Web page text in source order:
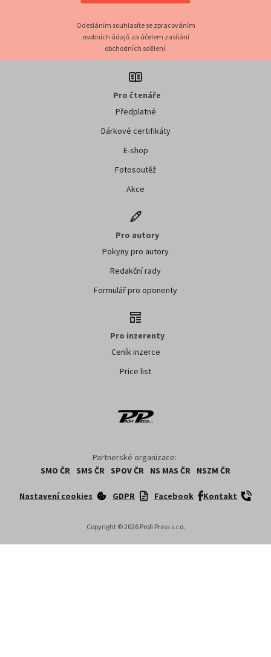
Odesláním souhlasíte se zpracováním
osobních údajů za účelem zasílání
obchodních sdělení.
Pro čtenáře
Předplatné
Dárkové certifikáty
E-shop
Fotosoutěž
Akce
Pro autory
Pokyny pro autory
Redakční rady
Formulář pro oponenty
Pro inzerenty
Ceník inzerce
Price list
Partnerské organizace:
SMO ČR
SMS ČR SPOV ČR NS MAS ČR NSZM ČR
Nastavení cookies GDPR Facebook Kontakt
Copyright ©2026Profi Press s.r.o.